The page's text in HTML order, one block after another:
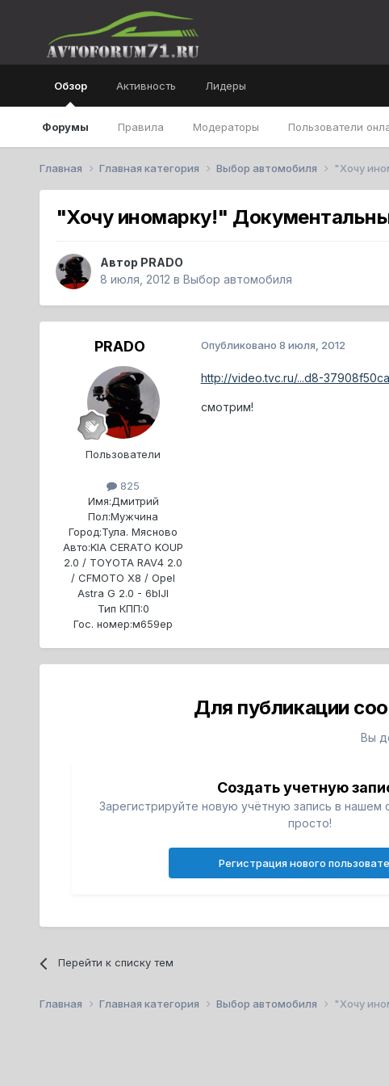
Обзор
Форумы Правила Модераторы Пользователи
Активность Лидеры
Главная Главная категория Выбор автомобиля "Хочу
"Хочу иномарку!"
Автор PRADO
8 июля, 2012 в Выбор автомобиля
PRADO
Пользователи
825
Имя:Дмитрий
Пол:Мужчина
Город:Тула. Мясново
Авто:KIA CERATO KOUP
2.0 / TOYOTA RAV4 2.0
/ CFMOTO X8 / Opel
Astra G 2.0 - 6blJI
Тип КПП:0
Гос. номер:м659ер
Опубликовано 8 июля, 2012
http://video.tvc.ru/...d8-
смотрим!
Для публикации
Вы
Создать учетную
Зарегистрируйте новую учётную запись в нашем
просто!
Регистрация нового
Перейти к списку тем
Главная Главная категория Выбор автомобиля "Хочу